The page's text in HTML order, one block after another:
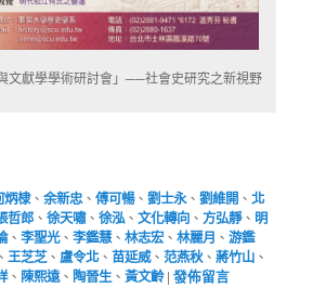
文獻學學術研討會」──社會史研究之新視野
炳棣、余新忠 、傅可暢、劉士永、劉維開 、北
哲郎 、徐天嘯、徐泓、文化轉向 、方弘靜、 明
、李聖光、李鑑慧、林志宏、林麗月 、游鑑
王芝芝、 盧令北、苗延威、范燕秋、蔣竹山 、
、 陳熙遠、 陶晉生 、黃文齡 |發佈留言